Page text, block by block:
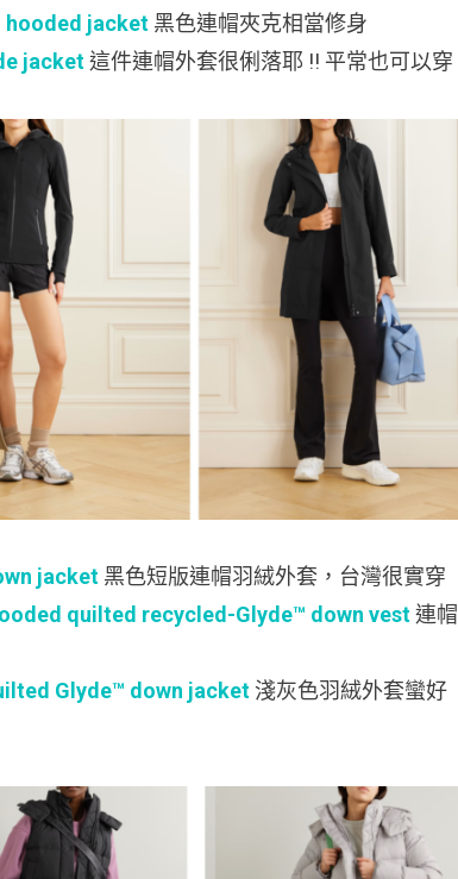
hooded jacket 黑色連帽夾克相當修身
jacket這件連帽外套很俐落耶 !! 平常也可以穿
jacket 黑色短版連帽羽絨外套，台灣很實穿
quilted recycled-Glyde™ down vest連帽
Glyde™ down jacket 淺灰色羽絨外套蠻好